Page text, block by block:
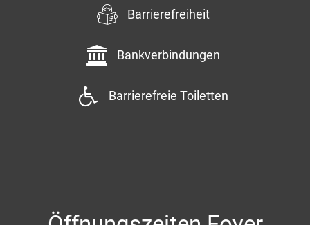
Barrierefreiheit
Bankverbindungen
Barrierefreie Toiletten